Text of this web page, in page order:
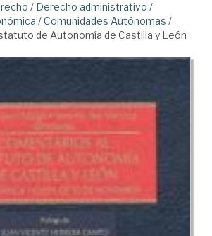
/ Derecho administrativo /
/Comunidades Autónomas /
de Autonomía de Castilla y León